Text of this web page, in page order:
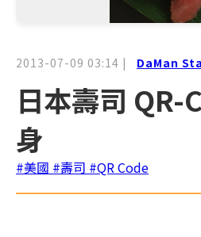
2013-07-09 03:14 | DaMan
日本壽司 QR-
身
#美國 #壽司 #QR Code